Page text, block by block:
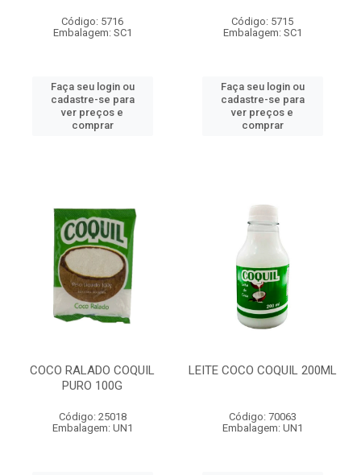
Código: 5716
Embalagem: SC1
Faça seu login ou
cadastre-se para
ver preços e
comprar
Código: 5715
Embalagem: SC1
Faça seu login ou
cadastre-se para
ver preços e
comprar
COCO RALADO COQUIL
PURO 100G
Código: 25018
Embalagem: UN1
LEITE COCO COQUIL 200ML
Código: 70063
Embalagem: UN1